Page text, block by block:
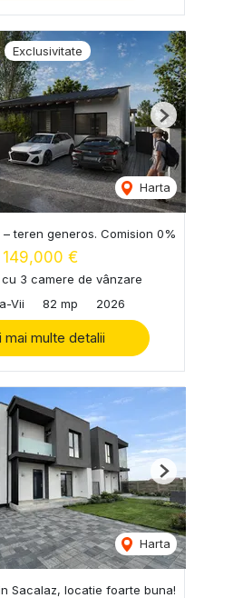
Exclusivitate
Harta
Next
teren generos. Comision 0%
149,000 €
3 camere de vânzare
Vii
82 mp 2026
mai multe detalii
Harta
Next
Sacalaz, locatie foarte buna!